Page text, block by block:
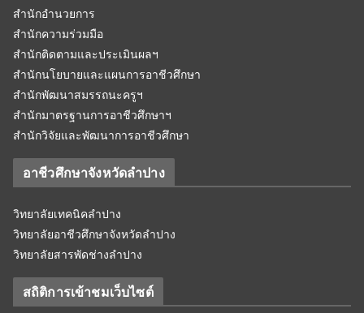
สำนักอำนวยการ
สำนักความร่วมมือ
สำนักติดตามและประเมินผลฯ
สำนักนโยบายและแผนการอาชีวศึกษา
สำนักพัฒนาสมรรถนะครูฯ
สำนักมาตรฐานการอาชีวศึกษาฯ
สำนักวิจัยและพัฒนาการอาชีวศึกษา
อาชีวศึกษาจังหวัดลำปาง
วิทยาลัยเทคนิคลำปาง
วิทยาลัยอาชีวศึกษาจังหวัดลำปาง
วิทยาลัยสารพัดช่างลำปาง
สถิติการเข้าชมเว็บไซต์